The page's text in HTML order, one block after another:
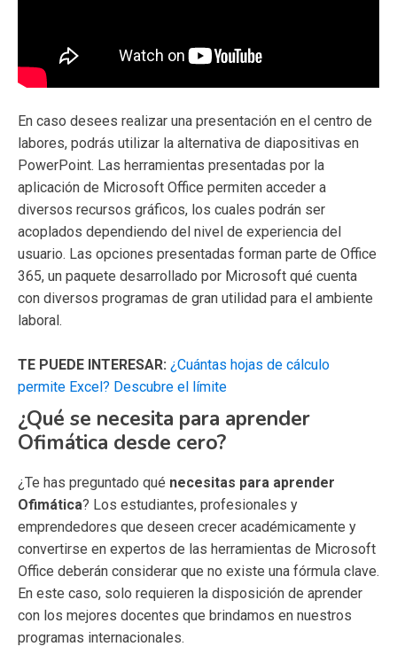
En caso desees realizar una presentación en el centro de
labores, podrás utilizar la alternativa de diapositivas en
PowerPoint. Las herramientas presentadas por la
aplicación de Microsoft Office permiten acceder a
diversos recursos gráficos, los cuales podrán ser
acoplados dependiendo del nivel de experiencia del
usuario. Las opciones presentadas forman parte de Office
365, un paquete desarrollado por Microsoft qué cuenta
con diversos programas de gran utilidad para el ambiente
laboral.
TE PUEDE INTERESAR: ¿Cuántas hojas de cálculo
permite Excel? Descubre el límite
¿Qué se necesita para aprender
Ofimática desde cero?
¿Te has preguntado qué necesitas para aprender
Ofimática? Los estudiantes, profesionales y
emprendedores que deseen crecer académicamente y
convertirse en expertos de las herramientas de Microsoft
Office deberán considerar que no existe una fórmula clave.
En este caso, solo requieren la disposición de aprender
con los mejores docentes que brindamos en nuestros
programas internacionales.